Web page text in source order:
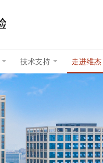
技术支持 走进维杰